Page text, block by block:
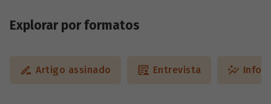
Explorar por formatos
Artigo assinado Entrevista